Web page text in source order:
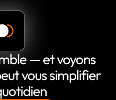
— et voyons
vous simplifier